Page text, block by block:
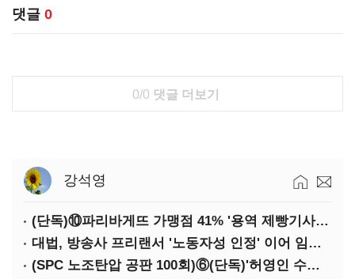
댓글 0
0/0 댓글 더보기
강석영
(단독)⑩파리바게뜨 가맹점 41% '용역 제빵기사 없어'…고용불안 속 브랜드가치도 '흔들'
대법, 방송사 프리랜서 '노동자성 인정' 이어 임금차별 '제동'
(SPC 노조탄압 공판 100회)⑥(단독)'허영인 수사기밀 유출' 임원, 출소하자 '억대 연봉' 고문으로